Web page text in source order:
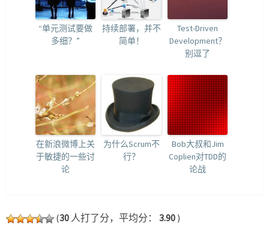
“单元测试要做
多细？”
持续部署，并不
简单！
Test-Driven
Development？
别逗了
在新浪微博上关
于敏捷的一些讨
论
为什么Scrum不
行？
Bob大叔和Jim
Coplien对TDD的
论战
(30 人打了分，平均分： 3.90 )